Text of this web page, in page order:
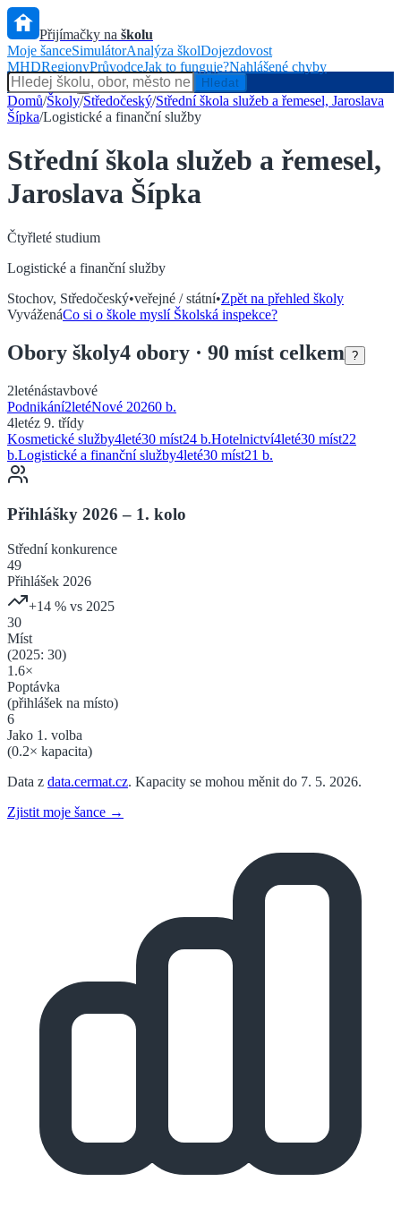
Přijímačky na školu
Moje šanceSimulátorAnalýza školDojezdovost
MHDRegionyPrůvodceJak to funguje?Nahlášené chyby
Hlídač státu
Hledat
Domů/Školy/Středočeský/Střední škola služeb a řemesel, Jaroslava
Šípka/Logistické a finanční služby
Střední škola služeb a řemesel,
Jaroslava Šípka
Čtyřleté studium
Logistické a finanční služby
Stochov, Středočeský•veřejné / státní•Zpět na přehled školy
VyváženáCo si o škole myslí Školská inspekce?
Obory školy4 obory · 90 míst celkem ?
2leténástavbové
Podnikání2letéNové 20260 b.
4letéz 9. třídy
Kosmetické služby4leté30 míst24 b.Hotelnictví4leté30 míst22
b.Logistické a finanční služby4leté30 míst21 b.
Přihlášky 2026 – 1. kolo
Středníkonkurence
49
Přihlášek 2026
+14 % vs 2025
30
Míst
(2025: 30)
1.6×
Poptávka
(přihlášek na místo)
6
Jako 1. volba
(0.2× kapacita)
Data z data.cermat.cz. Kapacity se mohou měnit do 7. 5. 2026.
Zjistit moje šance →